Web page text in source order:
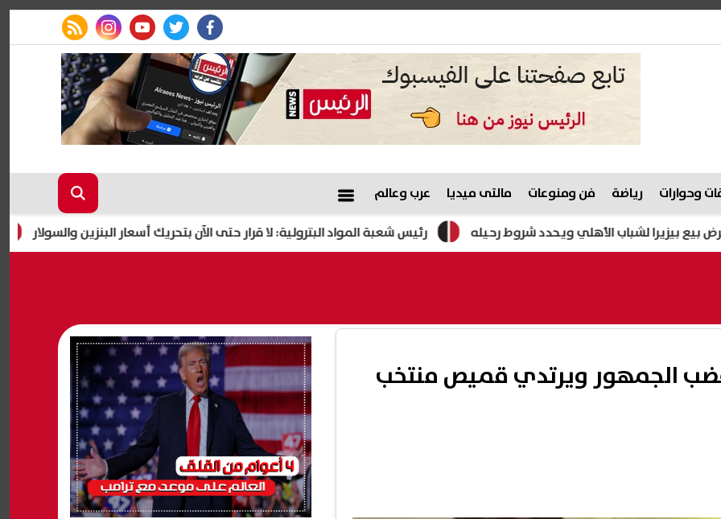
facebook
twitter
youtube
instagram
rss feed
وحوارات رياضة فن ومنوعات مالتى ميديا عرب وعالم
"كنا نريده رئيس شعبة المواد البترولية: لا قرار حتى الآن بتحريك أسعار البنزين والسولار الأهلي ويحدد شروط رحيله
غضب الجمهور ويرتدي قميص منتخب